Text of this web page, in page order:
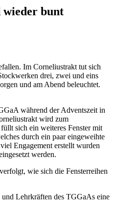
bunt
Im Corneliustrakt tut sich
drei, zwei und eins
und am Abend beleuchtet.
während der Adventszeit in
wird zum
sich ein weiteres Fenster mit
durch ein paar eingeweihte
Engagement erstellt wurden
werden.
wie sich die Fensterreihen
Lehrkräften des TGGaAs eine